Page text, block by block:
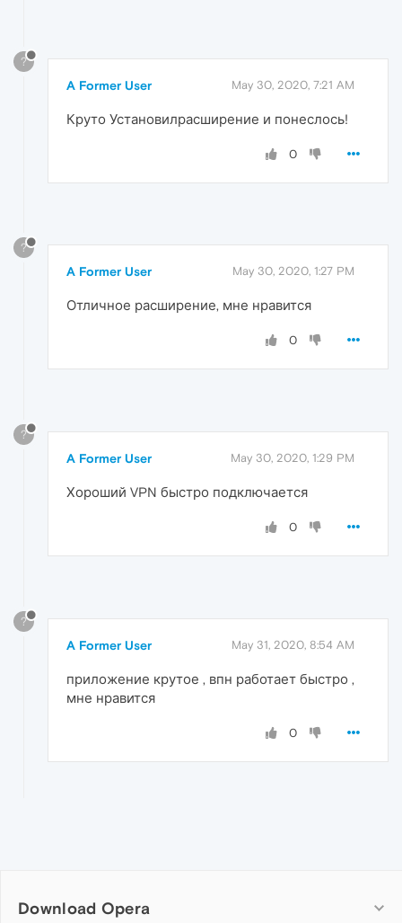
?
A Former User May 30, 2020, 7:21 AM
Круто Установилрасширение и понеслось!
0
?
A Former User May 30, 2020, 1:27 PM
Отличное расширение, мне нравится
0
?
A Former User May 30, 2020, 1:29 PM
Хороший VPN быстро подключается
0
?
A Former User May 31, 2020, 8:54 AM
приложение крутое , впн работает быстро ,
мне нравится
0
Download Opera